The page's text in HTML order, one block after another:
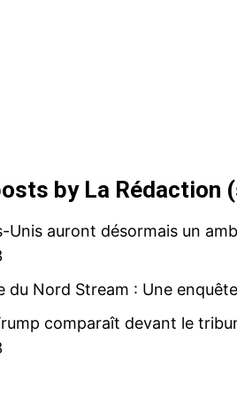
illégale d’intérêts»
31 October 2025
In "Europe"
by La Rédaction (
Unis auront désormais un
du Nord Stream : Une
comparaît devant le